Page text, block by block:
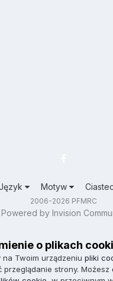
Motyw
2006-2026 PFMRC
Powered by Invision
o plikach
na Twoim urządzeniu pliki
przeglądanie strony. Możesz